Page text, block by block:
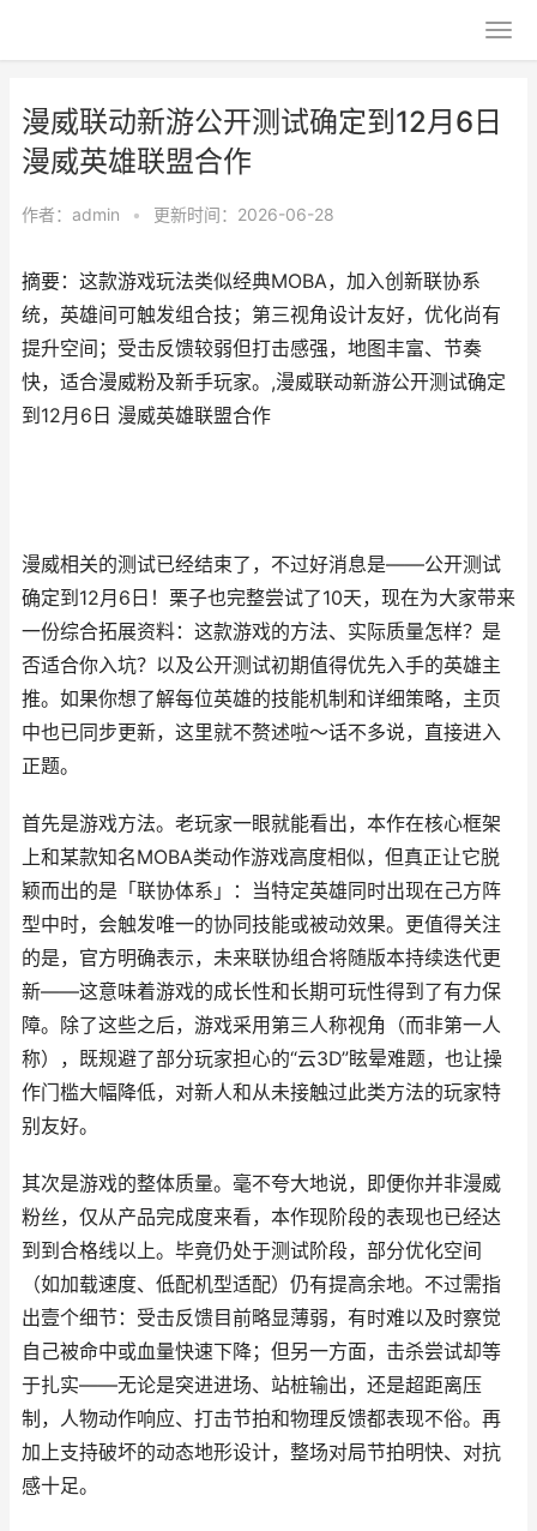
漫威联动新游公开测试确定到12月6日
漫威英雄联盟合作
作者： admin • 更新时间：2026-06-28
摘要：这款游戏玩法类似经典MOBA，加入创新联协系
统，英雄间可触发组合技；第三视角设计友好，优化尚有
提升空间；受击反馈较弱但打击感强，地图丰富、节奏
快，适合漫威粉及新手玩家。,漫威联动新游公开测试确定
到12月6日 漫威英雄联盟合作
漫威相关的测试已经结束了，不过好消息是——公开测试
确定到12月6日！栗子也完整尝试了10天，现在为大家带来
一份综合拓展资料：这款游戏的方法、实际质量怎样？是
否适合你入坑？以及公开测试初期值得优先入手的英雄主
推。如果你想了解每位英雄的技能机制和详细策略，主页
中也已同步更新，这里就不赘述啦～话不多说，直接进入
正题。
首先是游戏方法。老玩家一眼就能看出，本作在核心框架
上和某款知名MOBA类动作游戏高度相似，但真正让它脱
颖而出的是「联协体系」：当特定英雄同时出现在己方阵
型中时，会触发唯一的协同技能或被动效果。更值得关注
的是，官方明确表示，未来联协组合将随版本持续迭代更
新——这意味着游戏的成长性和长期可玩性得到了有力保
障。除了这些之后，游戏采用第三人称视角（而非第一人
称），既规避了部分玩家担心的“云3D”眩晕难题，也让操
作门槛大幅降低，对新人和从未接触过此类方法的玩家特
别友好。
其次是游戏的整体质量。毫不夸大地说，即便你并非漫威
粉丝，仅从产品完成度来看，本作现阶段的表现也已经达
到到合格线以上。毕竟仍处于测试阶段，部分优化空间
（如加载速度、低配机型适配）仍有提高余地。不过需指
出壹个细节：受击反馈目前略显薄弱，有时难以及时察觉
自己被命中或血量快速下降；但另一方面，击杀尝试却等
于扎实——无论是突进进场、站桩输出，还是超距离压
制，人物动作响应、打击节拍和物理反馈都表现不俗。再
加上支持破坏的动态地形设计，整场对局节拍明快、对抗
感十足。